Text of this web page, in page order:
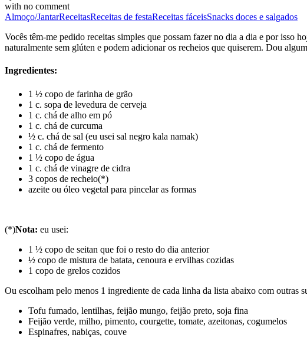
with no comment
Almoço/JantarReceitasReceitas de festaReceitas fáceisSnacks doces e salgados
Vocês têm-me pedido receitas simples que possam fazer no dia a dia e por isso
naturalmente sem glúten e podem adicionar os recheios que quiserem. Dou
Ingredientes:
1 ½ copo de farinha de grão
1 c. sopa de levedura de cerveja
1 c. chá de alho em pó
1 c. chá de curcuma
½ c. chá de sal (eu usei sal negro kala namak)
1 c. chá de fermento
1 ½ copo de água
1 c. chá de vinagre de cidra
3 copos de recheio(*)
azeite ou óleo vegetal para pincelar as formas
(*)Nota: eu usei:
1 ½ copo de seitan que foi o resto do dia anterior
½ copo de mistura de batata, cenoura e ervilhas cozidas
1 copo de grelos cozidos
Ou escolham pelo menos 1 ingrediente de cada linha da lista abaixo com outras
Tofu fumado, lentilhas, feijão mungo, feijão preto, soja fina
Feijão verde, milho, pimento, courgette, tomate, azeitonas, cogumelos
Espinafres, nabiças, couve